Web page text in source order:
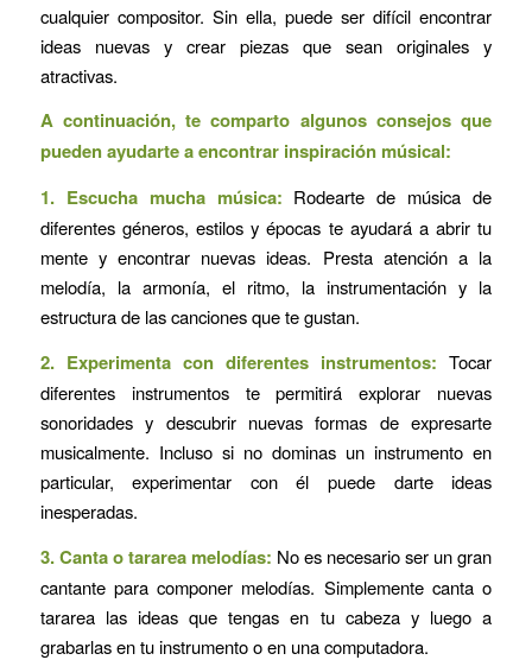
cualquier compositor. Sin ella, puede ser difícil encontrar
ideas nuevas y crear piezas que sean originales y
atractivas.
A continuación, te comparto algunos consejos que
pueden ayudarte a encontrar inspiración músical:
1. Escucha mucha música: Rodearte de música de
diferentes géneros, estilos y épocas te ayudará a abrir tu
mente y encontrar nuevas ideas. Presta atención a la
melodía, la armonía, el ritmo, la instrumentación y la
estructura de las canciones que te gustan.
2. Experimenta con diferentes instrumentos: Tocar
diferentes instrumentos te permitirá explorar nuevas
sonoridades y descubrir nuevas formas de expresarte
musicalmente. Incluso si no dominas un instrumento en
particular, experimentar con él puede darte ideas
inesperadas.
3. Canta o tararea melodías: No es necesario ser un gran
cantante para componer melodías. Simplemente canta o
tararea las ideas que tengas en tu cabeza y luego a
grabarlas en tu instrumento o en una computadora.